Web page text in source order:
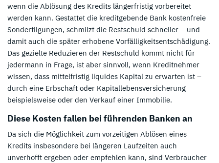
wenn die Ablösung des Kredits längerfristig vorbereitet
werden kann. Gestattet die kreditgebende Bank kostenfreie
Sondertilgungen, schmilzt die Restschuld schneller – und
damit auch die später erhobene Vorfälligkeitsentschädigung.
Das gezielte Reduzieren der Restschuld kommt nicht für
jedermann in Frage, ist aber sinnvoll, wenn Kreditnehmer
wissen, dass mittelfristig liquides Kapital zu erwarten ist –
durch eine Erbschaft oder Kapitallebensversicherung
beispielsweise oder den Verkauf einer Immobilie.
Diese Kosten fallen bei führenden Banken an
Da sich die Möglichkeit zum vorzeitigen Ablösen eines
Kredits insbesondere bei längeren Laufzeiten auch
unverhofft ergeben oder empfehlen kann, sind Verbraucher